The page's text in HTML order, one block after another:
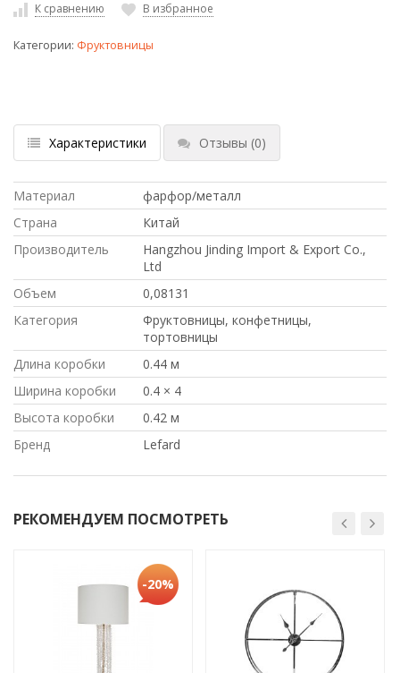
К сравнению В избранное
Категории: Фруктовницы
Характеристики Отзывы (0)
Материал
фарфор/металл
Страна
Китай
Производитель
Hangzhou Jinding Import & Export Co.,
Ltd
Объем
0,08131
Категория
Фруктовницы, конфетницы,
тортовницы
Длина коробки
0.44 м
Ширина коробки
0.4 × 4
Высота коробки
0.42 м
Бренд
Lefard
РЕКОМЕНДУЕМ ПОСМОТРЕТЬ
-20%